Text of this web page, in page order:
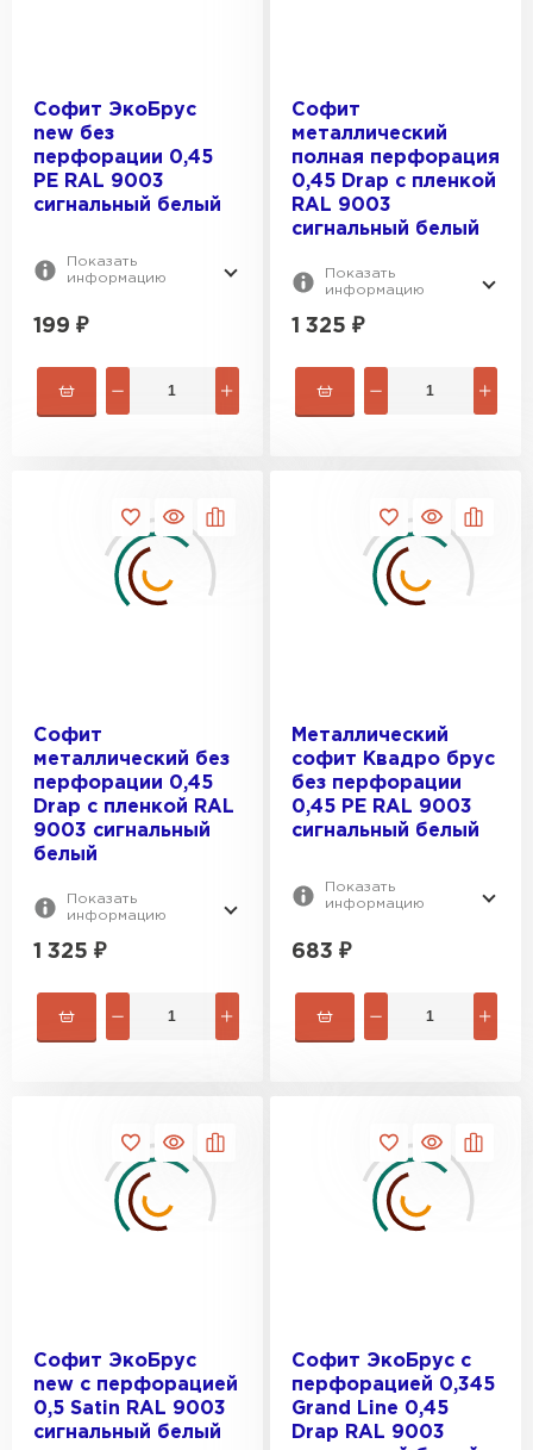
Софит ЭкоБрус
new без
перфорации 0,45
PE RAL 9003
сигнальный белый
Показать
информацию
199 ₽
Софит
металлический
полная перфорация
0,45 Drap с пленкой
RAL 9003
сигнальный белый
Показать
информацию
1 325 ₽
Софит
металлический без
перфорации 0,45
Drap с пленкой RAL
9003 сигнальный
белый
Показать
информацию
1 325 ₽
Металлический
софит Квадро брус
без перфорации
0,45 PE RAL 9003
сигнальный белый
Показать
информацию
683 ₽
Софит ЭкоБрус
new c перфорацией
0,5 Satin RAL 9003
сигнальный белый
Софит ЭкоБрус с
перфорацией 0,345
Grand Line 0,45
Drap RAL 9003
Рулонная кровля
ПЕРЕЙТИ